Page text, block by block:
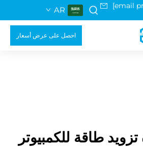
[email
AR
احصل على عرض أسعار
طاقة للكمبيوتر